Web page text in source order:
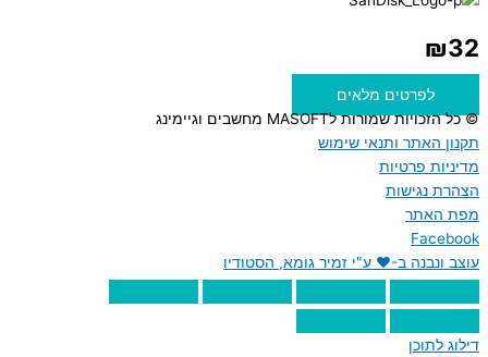
₪32
לפרטים מלאים
© כל הזכויות שמורות לMASOFT מחשבים וגיימינג
תקנון האתר ותנאי שימוש
מדיניות פרטיות
הצהרת נגישות
מפת האתר
Facebook
עוצב ונבנה ב-♥︎ ע"י זמיר גומא, הסטודיו
דילוג לתוכן